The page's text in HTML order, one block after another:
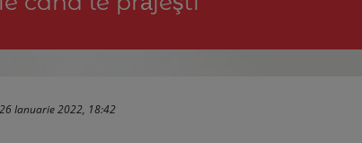
Ianuarie 2022, 18:42